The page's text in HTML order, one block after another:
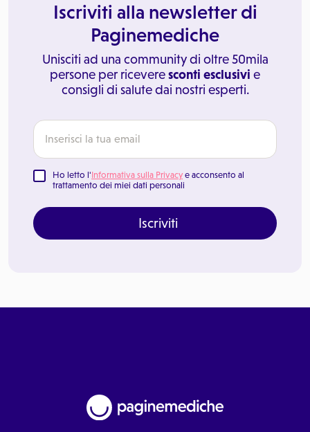
Iscriviti alla newsletter di
Paginemediche
Unisciti ad una community di oltre 50mila
persone per riceveresconti esclusivi e
consigli di salute dai nostri esperti.
Ho letto l'Informativa sulla Privacy e acconsento al
trattamento dei miei dati personali
Iscriviti